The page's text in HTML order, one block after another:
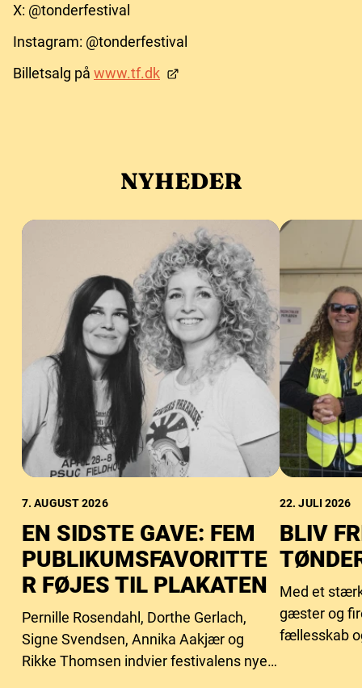
X: @tonderfestival
Instagram: @tonderfestival
Billetsalg på www.tf.dk
NYHEDER
7. AUGUST 2026
EN SIDSTE GAVE: FEM
PUBLIKUMSFAVORITTE
R FØJES TIL PLAKATEN
Pernille Rosendahl, Dorthe Gerlach,
Signe Svendsen, Annika Aakjær og
Rikke Thomsen indvier festivalens nye
22. JULI 2026
BLIV
Med et
gæster og
fællesskab